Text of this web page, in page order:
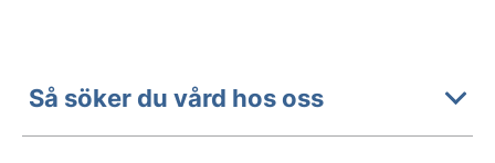
Så söker du vård hos oss